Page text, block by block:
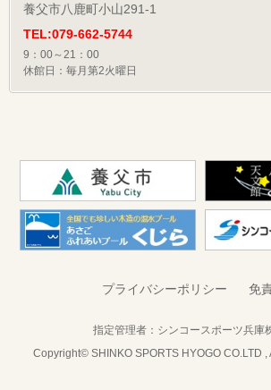
養父市八鹿町小山291-1
TEL:079-662-5744
9：00～21：00
休館日：毎月第2火曜日
プライバシーポリシー 免
指定管理者： シンコースポーツ兵庫
Copyright© SHINKO SPORTS HYOGO CO.LTD ,